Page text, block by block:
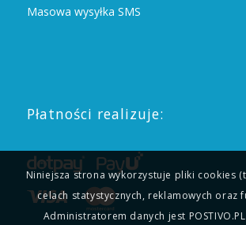
Masowa wysyłka SMS
Płatności realizuje:
Niniejsza strona wykorzystuje pliki cookies
celach statystycznych, reklamowych oraz
Administratorem danych jest